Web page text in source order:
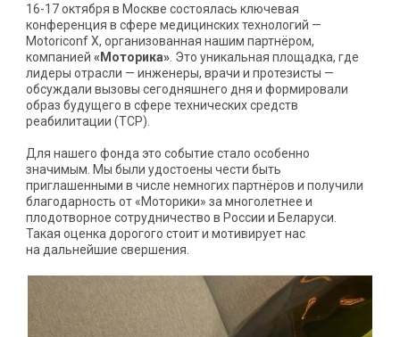
16-17 октября в Москве состоялась ключевая
конференция в сфере медицинских технологий —
Motoriconf X, организованная нашим партнёром,
компанией «Моторика» . Это уникальная площадка, где
лидеры отрасли — инженеры, врачи и протезисты —
обсуждали вызовы сегодняшнего дня и формировали
образ будущего в сфере технических средств
реабилитации (ТСР).
Для нашего фонда это событие стало особенно
значимым. Мы были удостоены чести быть
приглашенными в числе немногих партнёров и получили
благодарность от «Моторики» за многолетнее и
плодотворное сотрудничество в России и Беларуси.
Такая оценка дорогого стоит и мотивирует нас
на дальнейшие свершения.